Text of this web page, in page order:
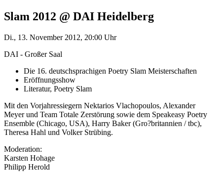
Slam 2012 @ DAI Heidelberg
Di., 13. November 2012, 20:00 Uhr
DAI - Großer Saal
Die 16. deutschsprachigen Poetry Slam Meisterschaften
Eröffnungsshow
Literatur, Poetry Slam
Mit den Vorjahressiegern Nektarios Vlachopoulos, Alexander
Meyer und Team Totale Zerstörung sowie dem Speakeasy Poetry
Ensemble (Chicago, USA), Harry Baker (Gro?britannien / tbc),
Theresa Hahl und Volker Strübing.
Moderation:
Karsten Hohage
Philipp Herold